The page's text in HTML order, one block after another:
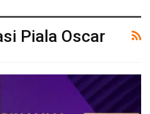
Piala Oscar